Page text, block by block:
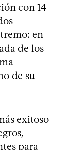
con 14
en
de los
de su
exitoso
para